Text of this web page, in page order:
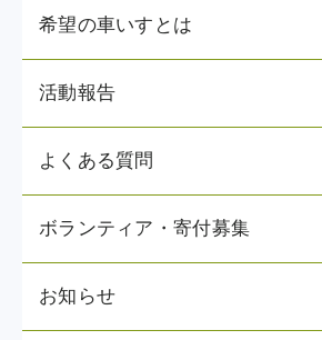
希望の車いすとは
活動報告
よくある質問
ボランティア・寄付募集
お知らせ